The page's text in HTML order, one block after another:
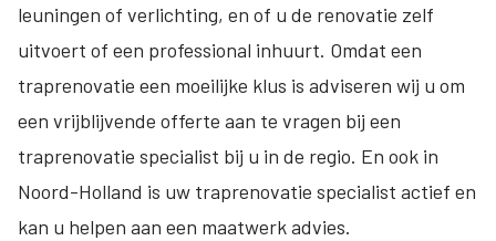
leuningen of verlichting, en of u de renovatie zelf
uitvoert of een professional inhuurt. Omdat een
traprenovatie een moeilijke klus is adviseren wij u om
een vrijblijvende offerte aan te vragen bij een
traprenovatie specialist bij u in de regio. En ook in
Noord-Holland is uw traprenovatie specialist actief en
kan u helpen aan een maatwerk advies.